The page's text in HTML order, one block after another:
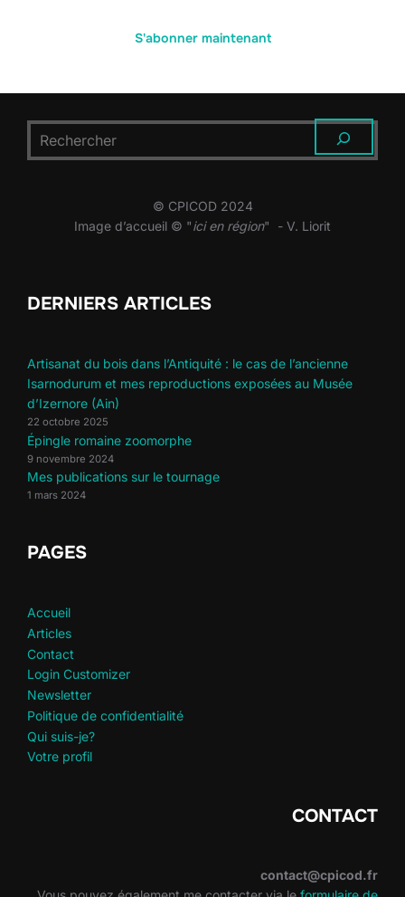
S'abonner maintenant
RECHERCHER
© CPICOD 2024
Image d’accueil © "ici en région" - V. Liorit
DERNIERS ARTICLES
Artisanat du bois dans l’Antiquité : le cas de l’ancienne
Isarnodurum et mes reproductions exposées au Musée
d’Izernore (Ain)
22 octobre 2025
Épingle romaine zoomorphe
9 novembre 2024
Mes publications sur le tournage
1 mars 2024
PAGES
Accueil
Articles
Contact
Login Customizer
Newsletter
Politique de confidentialité
Qui suis-je?
Votre profil
CONTACT
contact@cpicod.fr